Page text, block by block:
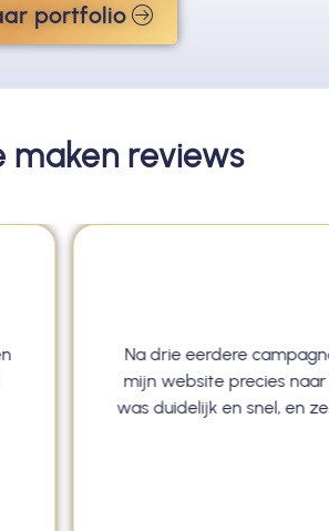
portfolio
maken reviews
Na drie eerdere
mijn website precies
was duidelijk en snel, en